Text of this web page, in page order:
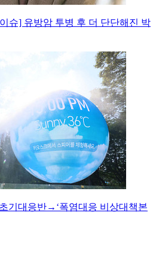
슈] 유방암 투병 후 더 단단해진 박
기대응반→‘폭염대응 비상대책본